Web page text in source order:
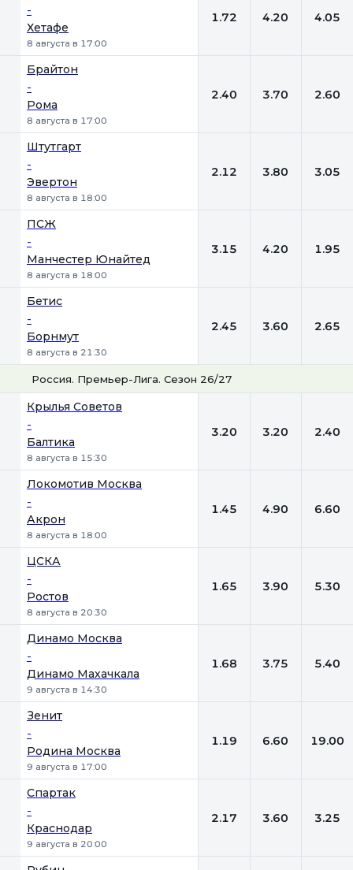
-
Хетафе
8 августа в 17:00
1.72 4.20 4.05
Брайтон
-
Рома
8 августа в 17:00
2.40 3.70 2.60
Штутгарт
-
Эвертон
8 августа в 18:00
2.12 3.80 3.05
ПСЖ
-
Манчестер Юнайтед
8 августа в 18:00
3.15 4.20 1.95
Бетис
-
Борнмут
8 августа в 21:30
2.45 3.60 2.65
Россия. Премьер-Лига. Сезон 26/27
Крылья Советов
-
Балтика
8 августа в 15:30
3.20 3.20 2.40
Локомотив Москва
-
Акрон
8 августа в 18:00
1.45 4.90 6.60
ЦСКА
-
Ростов
8 августа в 20:30
1.65 3.90 5.30
Динамо Москва
-
Динамо Махачкала
9 августа в 14:30
1.68 3.75 5.40
Зенит
-
Родина Москва
9 августа в 17:00
1.19 6.60 19.00
Спартак
-
Краснодар
9 августа в 20:00
2.17 3.60 3.25